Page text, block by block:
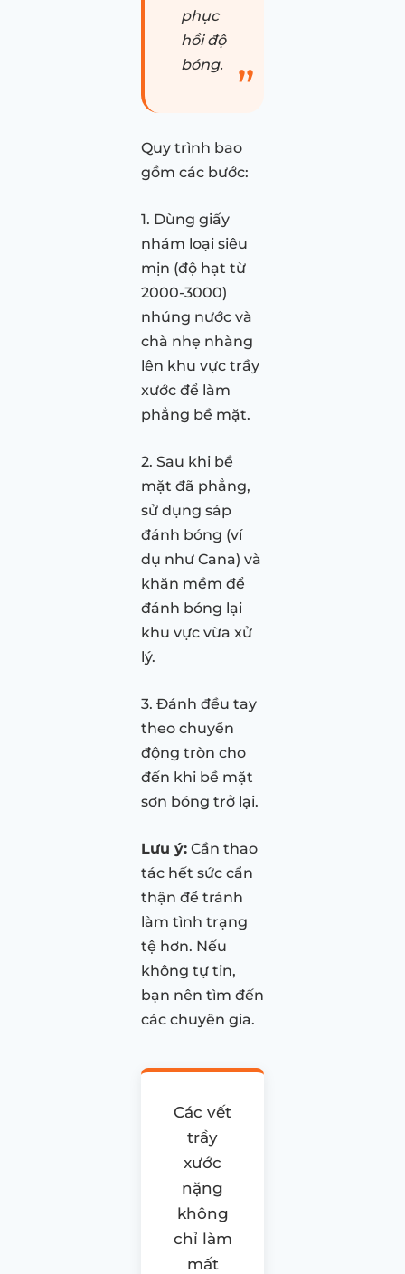
phục
hồi độ
bóng.
Quy trình bao
gồm các bước:
1. Dùng giấy
nhám loại siêu
mịn (độ hạt từ
2000-3000)
nhúng nước và
chà nhẹ nhàng
lên khu vực trầy
xước để làm
phẳng bề mặt.
2. Sau khi bề
mặt đã phẳng,
sử dụng sáp
đánh bóng (ví
dụ như Cana) và
khăn mềm để
đánh bóng lại
khu vực vừa xử
lý.
3. Đánh đều tay
theo chuyển
động tròn cho
đến khi bề mặt
sơn bóng trở lại.
Lưu ý: Cần thao
tác hết sức cẩn
thận để tránh
làm tình trạng
tệ hơn. Nếu
không tự tin,
bạn nên tìm đến
các chuyên gia.
Các vết
trầy
xước
nặng
không
chỉ làm
mất